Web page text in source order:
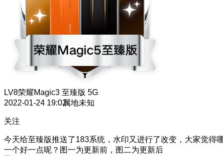
LV8荣耀Magic3 至臻版 5G
2022-01-24 19:02属地未知
关注
今天给至臻版推送了183系统，水印又进行了改变，大家觉得
一个好一点呢？图一为更新前，图二为更新后